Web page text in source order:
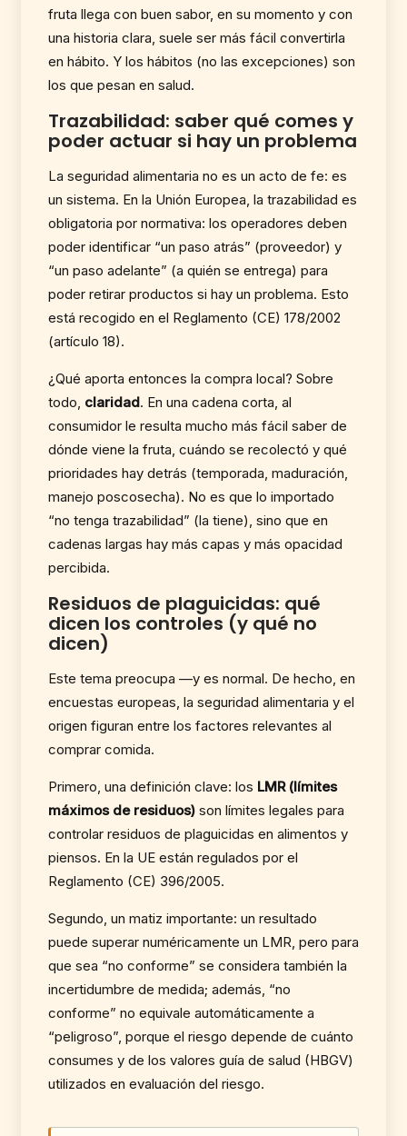
fruta llega con buen sabor, en su momento y con
una historia clara, suele ser más fácil convertirla
en hábito. Y los hábitos (no las excepciones) son
los que pesan en salud.
Trazabilidad: saber qué comes y
poder actuar si hay un problema
La seguridad alimentaria no es un acto de fe: es
un sistema. En la Unión Europea, la trazabilidad es
obligatoria por normativa: los operadores deben
poder identificar “un paso atrás” (proveedor) y
“un paso adelante” (a quién se entrega) para
poder retirar productos si hay un problema. Esto
está recogido en el Reglamento (CE) 178/2002
(artículo 18).
¿Qué aporta entonces la compra local? Sobre
todo, claridad. En una cadena corta, al
consumidor le resulta mucho más fácil saber de
dónde viene la fruta, cuándo se recolectó y qué
prioridades hay detrás (temporada, maduración,
manejo poscosecha). No es que lo importado
“no tenga trazabilidad” (la tiene), sino que en
cadenas largas hay más capas y más opacidad
percibida.
Residuos de plaguicidas: qué
dicen los controles (y qué no
dicen)
Este tema preocupa —y es normal. De hecho, en
encuestas europeas, la seguridad alimentaria y el
origen figuran entre los factores relevantes al
comprar comida.
Primero, una definición clave: los LMR (límites
máximos de residuos) son límites legales para
controlar residuos de plaguicidas en alimentos y
piensos. En la UE están regulados por el
Reglamento (CE) 396/2005.
Segundo, un matiz importante: un resultado
puede superar numéricamente un LMR, pero para
que sea “no conforme” se considera también la
incertidumbre de medida; además, “no
conforme” no equivale automáticamente a
“peligroso”, porque el riesgo depende de cuánto
consumes y de los valores guía de salud (HBGV)
utilizados en evaluación del riesgo.